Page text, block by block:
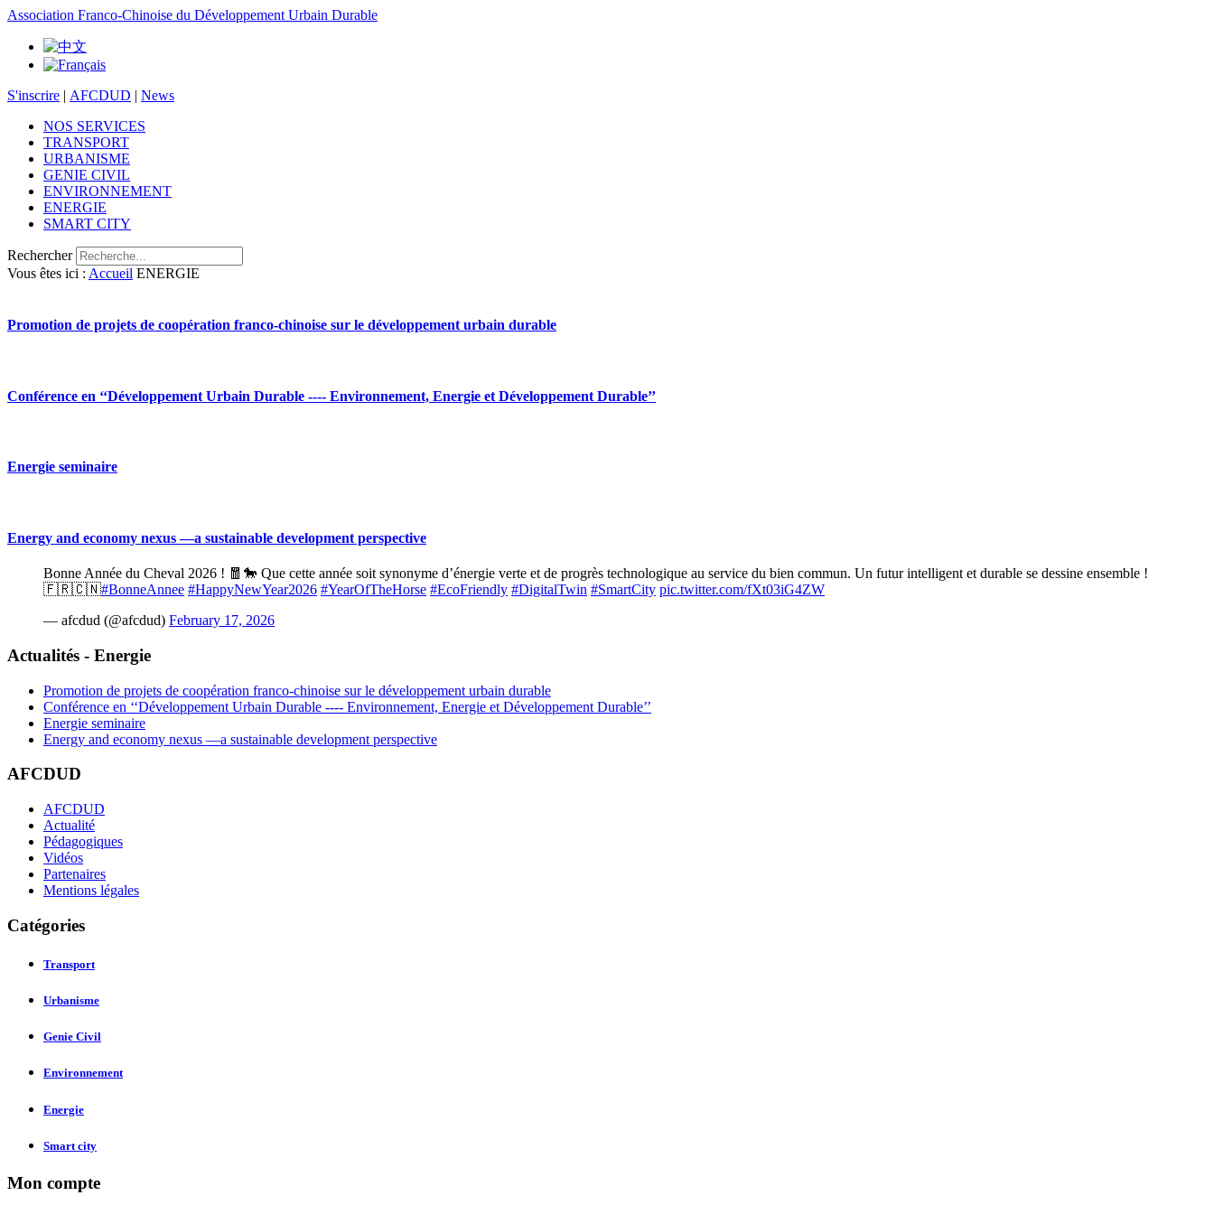
Association Franco-Chinoise du Développement Urbain Durable
S'inscrire | AFCDUD | News
NOS SERVICES
TRANSPORT
URBANISME
GENIE CIVIL
ENVIRONNEMENT
ENERGIE
SMART CITY
Rechercher
Vous êtes ici : Accueil ENERGIE
Promotion de projets de coopération franco-chinoise sur le développement urbain durable
Conférence en ‘‘Développement Urbain Durable ---- Environnement, Energie et Développement Durable’’
Energie seminaire
Energy and economy nexus —a sustainable development perspective
Bonne Année du Cheval 2026 ! 🧧🐎 Que cette année soit synonyme d’énergie verte et de progrès technologique au service du bien commun. Un futur intelligent et durable se dessine ensemble !
🇫🇷🇨🇳#BonneAnnee #HappyNewYear2026 #YearOfTheHorse #EcoFriendly #DigitalTwin #SmartCity pic.twitter.com/fXt03iG4ZW
— afcdud (@afcdud) February 17, 2026
Actualités - Energie
Promotion de projets de coopération franco-chinoise sur le développement urbain durable
Conférence en ‘‘Développement Urbain Durable ---- Environnement, Energie et Développement Durable’’
Energie seminaire
Energy and economy nexus —a sustainable development perspective
AFCDUD
AFCDUD
Actualité
Pédagogiques
Vidéos
Partenaires
Mentions légales
Catégories
Transport
Urbanisme
Genie Civil
Environnement
Energie
Smart city
Mon compte